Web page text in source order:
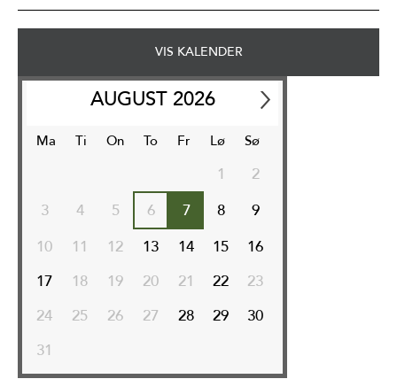
VIS KALENDER
AUGUST 2026
Ma Ti On To Fr Lø Sø
1
2
3
4 5 6 7 8
9
10
11 12 13 14 15
16
17
18 19 20 21 22
23
24
25 26 27 28 29
30
31